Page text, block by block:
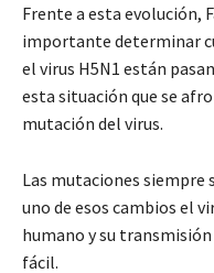
Frente a esta evolución,
importante determinar
el virus H5N1 están
esta situación que se
mutación del virus.
Las mutaciones siempre
uno de esos cambios el
humano y su
fácil.